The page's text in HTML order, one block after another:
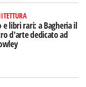
e libri rari: a Bagheria il
d'arte dedicato ad